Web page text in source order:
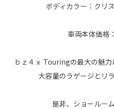
ボディカラー：クリ
車両本体価格
ｂｚ４ｘ Touringの最大の魅
大容量のラゲージとリ
是非、ショールー